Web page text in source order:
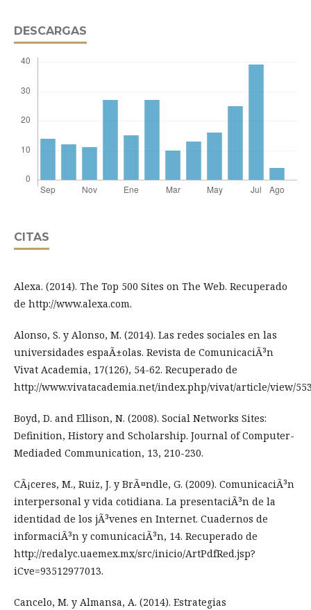
DESCARGAS
CITAS
Alexa. (2014). The Top 500 Sites on The Web. Recuperado
de http://www.alexa.com.
Alonso, S. y Alonso, M. (2014). Las redes sociales en las
universidades espaÃ±olas. Revista de ComunicaciÃ³n
Vivat Academia, 17(126), 54-62. Recuperado de
http://www.vivatacademia.net/index.php/vivat/article/view/
Boyd, D. and Ellison, N. (2008). Social Networks Sites:
Definition, History and Scholarship. Journal of Computer-
Mediaded Communication, 13, 210-230.
CÃ¡ceres, M., Ruiz, J. y BrÃ¤ndle, G. (2009). ComunicaciÃ³n
interpersonal y vida cotidiana. La presentaciÃ³n de la
identidad de los jÃ³venes en Internet. Cuadernos de
informaciÃ³n y comunicaciÃ³n, 14. Recuperado de
http://redalyc.uaemex.mx/src/inicio/ArtPdfRed.jsp?
iCve=93512977013.
Cancelo, M. y Almansa, A. (2014). Estrategias